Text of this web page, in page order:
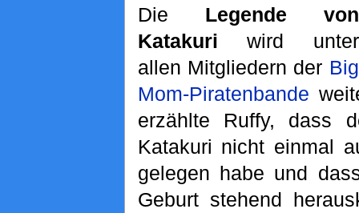
Die Legende von
Katakuri wird unter
allen Mitgliedern der Big
Mom-Piratenbande
erzählte Ruffy, dass
Katakuri nicht einmal
gelegen habe und
Geburt stehend